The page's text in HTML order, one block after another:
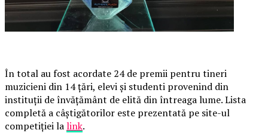
În total au fost acordate 24 de premii pentru tineri
muzicieni din 14 țări, elevi și studenti provenind din
instituții de învățământ de elită din întreaga lume. Lista
completă a câștigătorilor este prezentată pe site-ul
competiției lalink.